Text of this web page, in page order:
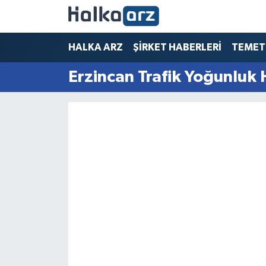
HALKA ARZ ŞİRKET HABERLERİ
Erzincan Trafik Yoğunluk
HALKA ARZ
SERMAYE ARTIRIMI